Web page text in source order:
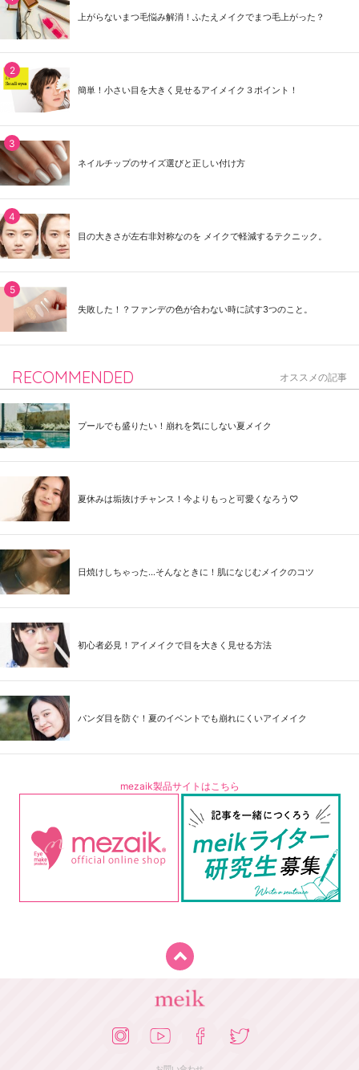
上がらないまつ毛悩み解消！ふたえメイクでまつ毛上がった？
簡単！小さい目を大きく見せるアイメイク３ポイント！
ネイルチップのサイズ選びと正しい付け方
目の大きさが左右非対称なのを メイクで軽減するテクニック。
失敗した！？ファンデの色が合わない時に試す3つのこと。
RECOMMENDED オススメの記事
プールでも盛りたい！崩れを気にしない夏メイク
夏休みは垢抜けチャンス！今よりもっと可愛くなろう♡
日焼けしちゃった...そんなときに！肌になじむメイクのコツ
初心者必見！アイメイクで目を大きく見せる方法
パンダ目を防ぐ！夏のイベントでも崩れにくいアイメイク
mezaik製品サイトはこちら